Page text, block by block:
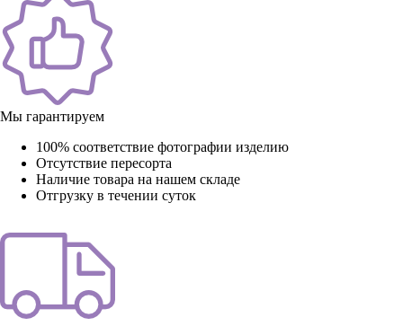
Мы гарантируем
100% соответствие фотографии изделию
Отсутствие пересорта
Наличие товара на нашем складе
Отгрузку в течении суток